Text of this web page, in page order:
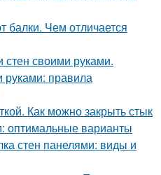
балки. Чем отличается
своими руками.
правила
Как можно закрыть стык
оптимальные варианты
стен панелями: виды и